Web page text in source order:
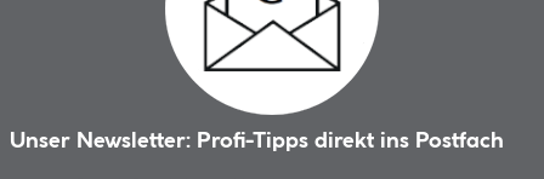
Unser Newsletter: Profi-Tipps direkt ins Postfach